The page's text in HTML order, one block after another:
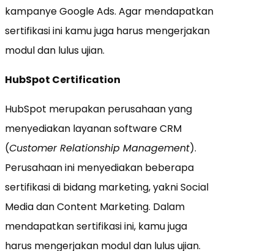
kampanye Google Ads. Agar mendapatkan
sertifikasi ini kamu juga harus mengerjakan
modul dan lulus ujian.
HubSpot Certification
HubSpot merupakan perusahaan yang
menyediakan layanan software CRM
(Customer Relationship Management).
Perusahaan ini menyediakan beberapa
sertifikasi di bidang marketing, yakni Social
Media dan Content Marketing. Dalam
mendapatkan sertifikasi ini, kamu juga
harus mengerjakan modul dan lulus ujian.